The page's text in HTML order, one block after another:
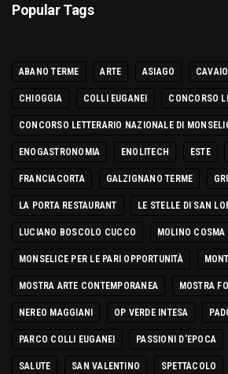
Popular Tags
ABANO TERME ARTE ASIAGO
CHIOGGIA COLLI EUGANEI CONCORSO
CONCORSO LETTERARIO NAZIONALE DI
ENOGASTRONOMIA ENOLITECH ESTE
FRANCIACORTA GALZIGNANO TERME
LA PORTA RESTAURANT LE STELLE DI SAN
LUCIANO BOSCOLO CUCCO MOLINO COSMA
MONSELICE PER LE PARI OPPORTUNITÀ
MOSTRA ARTE CONTEMPORANEA MOSTRA
NEREO MAGGIANI OP VERDE INTESA
PARCO COLLI EUGANEI PASSIONI D'EPOCA
SALUTE SAN VALENTINO SPETTACOLO